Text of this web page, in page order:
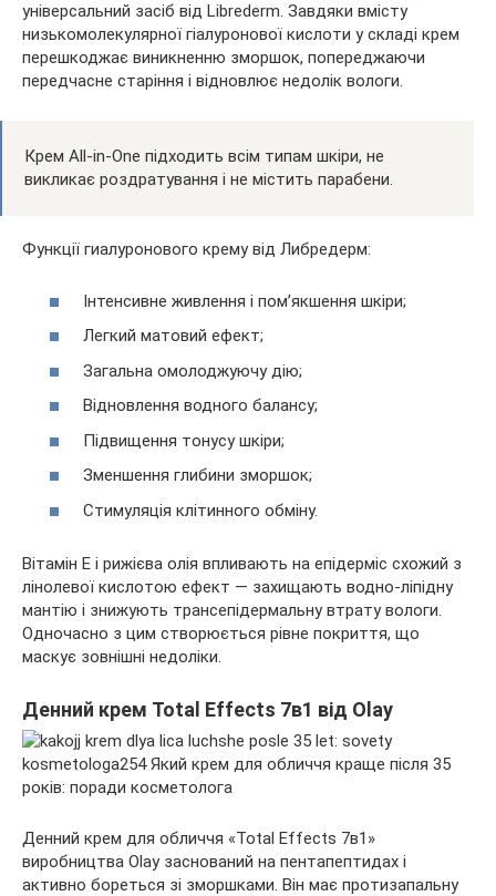
універсальний засіб від Librederm. Завдяки вмісту
низькомолекулярної гіалуронової кислоти у складі крем
перешкоджає виникненню зморшок, попереджаючи
передчасне старіння і відновлює недолік вологи.
Крем All-in-One підходить всім типам шкіри, не
викликає роздратування і не містить парабени.
Функції гиалуронового крему від Либредерм:
Інтенсивне живлення і пом’якшення шкіри;
Легкий матовий ефект;
Загальна омолоджуючу дію;
Відновлення водного балансу;
Підвищення тонусу шкіри;
Зменшення глибини зморшок;
Стимуляція клітинного обміну.
Вітамін Е і рижієва олія впливають на епідерміс схожий з
лінолевої кислотою ефект — захищають водно-ліпідну
мантію і знижують трансепідермальну втрату вологи.
Одночасно з цим створюється рівне покриття, що
маскує зовнішні недоліки.
Денний крем Total Effects 7в1 від Olay
Денний крем для обличчя «Total Effects 7в1»
виробництва Olay заснований на пентапептидах і
активно бореться зі зморшками. Він має протизапальну